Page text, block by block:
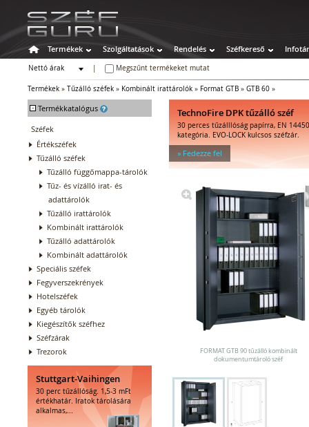
Termékek Szolgáltatások Rendelés Széfkereső Infotár
Nettó árak
Megszűnt termékeket mutat
Termékek » Tűzálló széfek » Kombinált irattárolók » Format GTB » GTB 60 »
- Termékkatalógus
Széfek
Értékszéfek
Tűzálló széfek
Tűzálló függőmappa-tárolók
Tűz- és vízálló irat- és
adattárolók
Tűzálló irattárolók
Kombinált irattárolók
Tűzálló adattárolók
Kombinált adattárolók
Speciális széfek
Fegyverszekrények
Hotelszéfek
Egyéb tárolók
Kiegészítők széfhez
Széfzárak
Trezorok
Stuttgart-Vaihingen
30 perc tűzállóság. 1,5-3 mFt
értékhatár. Iratok tárolására
alkalmas,...
TechnoFire DPK tűzálló széf
30 perces tűzálllóság papírra, EN
kategória. EVO-LOCK kulcsos széfzár.
» Fedezze fel
FORMAT GTB 90 tűzálló kombinált
dokumentumtároló széf